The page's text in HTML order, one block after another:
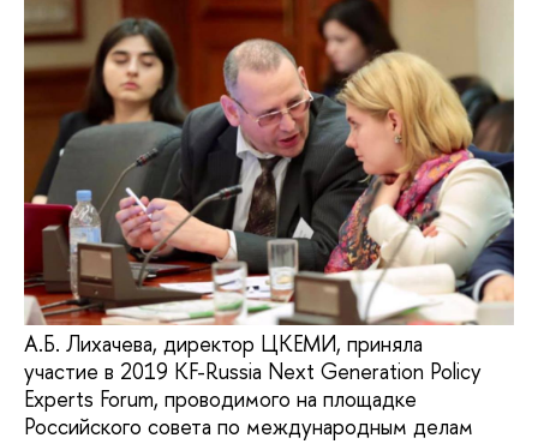
А.Б. Лихачева, директор ЦКЕМИ, приняла
участие в 2019 KF-Russia Next Generation Policy
Experts Forum, проводимого на площадке
Российского совета по международным делам